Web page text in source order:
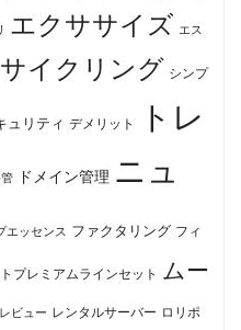
エクササイズ エス
サイクリング シンプ
ュリティ デメリット
トレ
ドメイン管理 ニュ
エッセンス ファクタリング フィ
プレミアムラインセット ムー
レビュー レンタルサーバー ロリポ